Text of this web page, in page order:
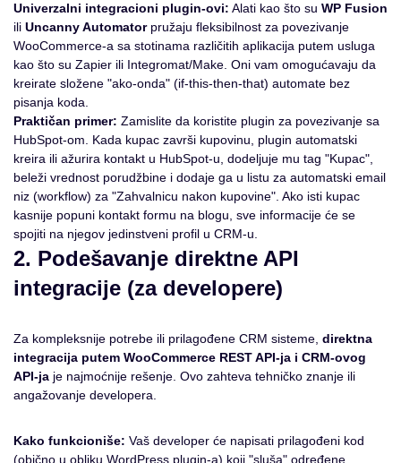
Univerzalni integracioni plugin-ovi: Alati kao što su WP Fusion
ili Uncanny Automatorpružaju fleksibilnost za povezivanje
WooCommerce-a sa stotinama različitih aplikacija putem usluga
kao što su Zapier ili Integromat/Make. Oni vam omogućavaju da
kreirate složene "ako-onda" (if-this-then-that) automate bez
pisanja koda.
Praktičan primer: Zamislite da koristite plugin za povezivanje sa
HubSpot-om. Kada kupac završi kupovinu, plugin automatski
kreira ili ažurira kontakt u HubSpot-u, dodeljuje mu tag "Kupac",
beleži vrednost porudžbine i dodaje ga u listu za automatski email
niz (workflow) za "Zahvalnicu nakon kupovine". Ako isti kupac
kasnije popuni kontakt formu na blogu, sve informacije će se
spojiti na njegov jedinstveni profil u CRM-u.
2. Podešavanje direktne API
integracije (za developere)
Za kompleksnije potrebe ili prilagođene CRM sisteme, direktna
integracija putem WooCommerce REST API-ja i CRM-ovog
API-ja je najmoćnije rešenje. Ovo zahteva tehničko znanje ili
angažovanje developera.
Kako funkcioniše: Vaš developer će napisati prilagođeni kod
(obično u obliku WordPress plugin-a) koji "sluša" određene